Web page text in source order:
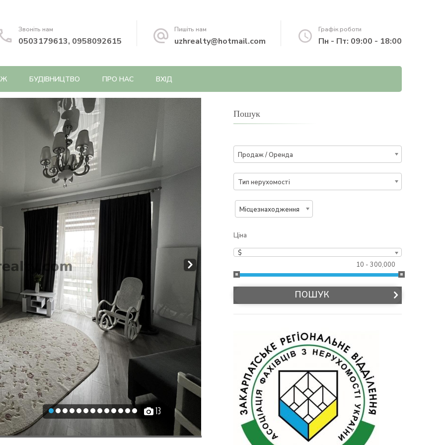
Звоніть нам
0503179613, 0958092615
Пишіть нам
uzhrealty@hotmail.com
Графік роботи
Пн - Пт: 09:00 - 18:00
БУДІВНИЦТВО ПРО НАС ВХІД
Next
13
Пошук
Продаж / Оренда
Тип нерухомості
Місцезнаходження
Ціна
$
10 - 300,000